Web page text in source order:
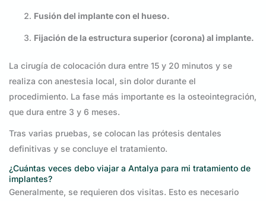
Fusión del implante con el hueso.
Fijación de la estructura superior (corona) al implante.
La cirugía de colocación dura entre 15 y 20 minutos y se
realiza con anestesia local, sin dolor durante el
procedimiento. La fase más importante es la osteointegración,
que dura entre 3 y 6 meses.
Tras varias pruebas, se colocan las prótesis dentales
definitivas y se concluye el tratamiento.
¿Cuántas veces debo viajar a Antalya para mi tratamiento de
implantes?
Generalmente, se requieren dos visitas. Esto es necesario